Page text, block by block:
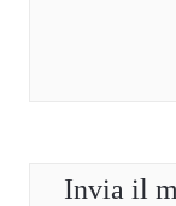
Invia il